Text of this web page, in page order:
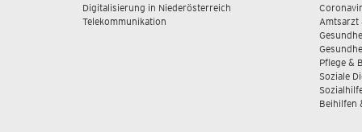
Digitalisierung in Niederösterreich
Telekommunikation
Amtsarzt
Pflege &
Soziale
Beihilfen